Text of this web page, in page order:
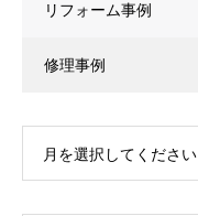
リフォーム事例
修理事例
月を選択してください